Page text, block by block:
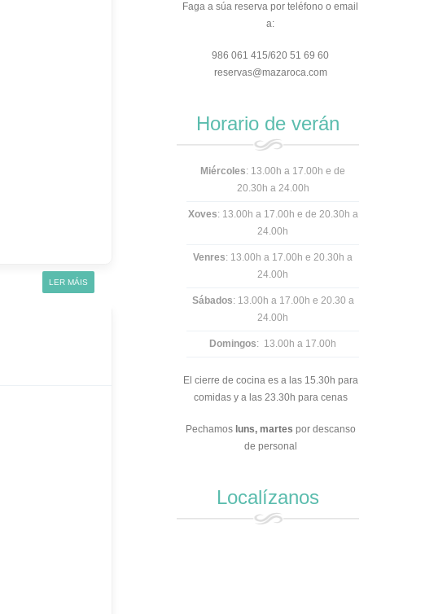
LER MÁIS
Faga a súa reserva por teléfono o email
a:
986 061 415/620 51 69 60
reservas@mazaroca.com
Horario de verán
Miércoles: 13.00h a 17.00h e de
20.30h a 24.00h
Xoves: 13.00h a 17.00h e de 20.30h a
24.00h
Venres: 13.00h a 17.00h e 20.30h a
24.00h
Sábados: 13.00h a 17.00h e 20.30 a
24.00h
Domingos: 13.00h a 17.00h
El cierre de cocina es a las 15.30h para
comidas y a las 23.30h para cenas
Pechamos luns, martes por descanso
de personal
Localízanos